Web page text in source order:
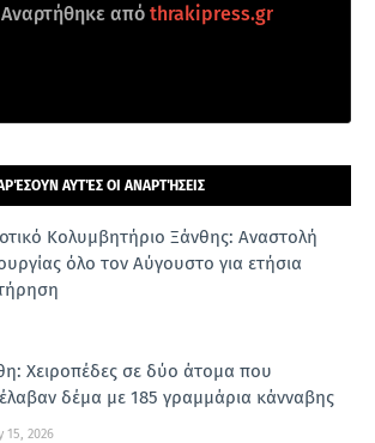
Αναρτήθηκε από thrakipress.gr
ΑΥΤΈΣ ΟΙ ΑΝΑΡΤΉΣΕΙΣ
Κολυμβητήριο Ξάνθης: Αναστολή
όλο τον Αύγουστο για ετήσια
Χειροπέδες σε δύο άτομα που
δέμα με 185 γραμμάρια κάνναβης
15, 2026